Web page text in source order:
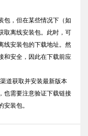
包，但在某些情况下（如
取离线安装包。此时，可
线安装包的下载地址。然
和安全，因此在下载前应
道获取并安装最新版本
也需要注意验证下载链接
装包。